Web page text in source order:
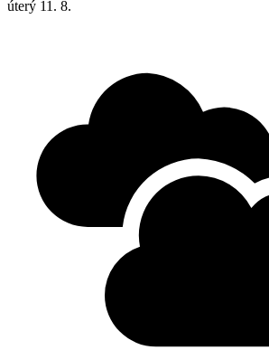
úterý 11. 8.